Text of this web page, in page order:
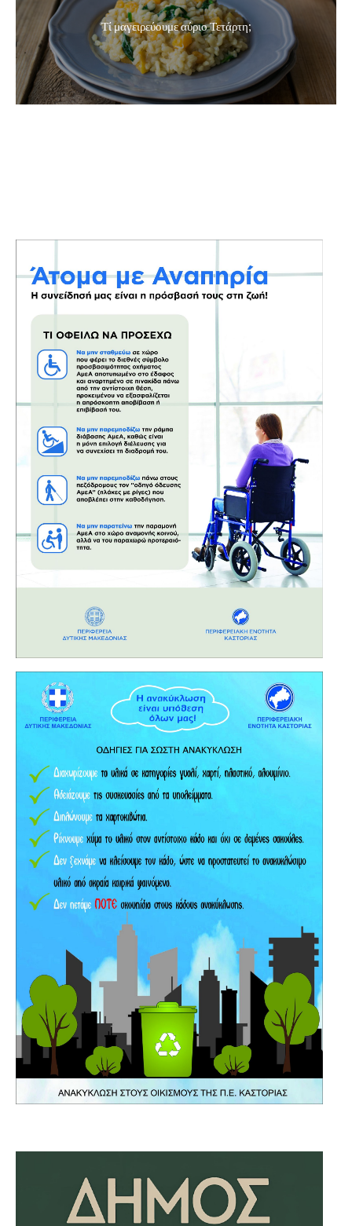
Τί μαγειρεύουμε αύριο Τετάρτη;